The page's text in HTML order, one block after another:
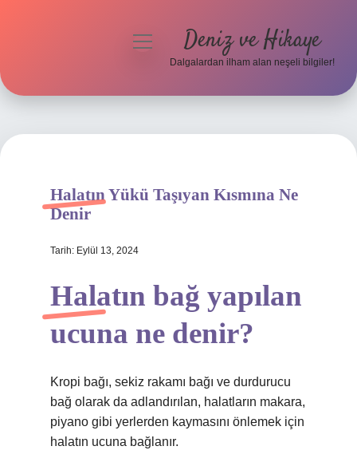
Hakkımızda
menüyü
Deniz ve Hikaye
Dalgalardan ilham alan neşeli bilgiler!
Halatın Yükü Taşıyan Kısmına Ne
Denir
Tarih: Eylül 13, 2024
Halatın bağ yapılan
ucuna ne denir?
Kropi bağı, sekiz rakamı bağı ve durdurucu
bağ olarak da adlandırılan, halatların makara,
piyano gibi yerlerden kaymasını önlemek için
halatın ucuna bağlanır.